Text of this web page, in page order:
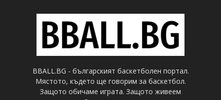
BBALL.BG - българският баскетболен портал.
Мястото, където ще говорим за баскетбол.
Защото обичаме играта. Защото живеем